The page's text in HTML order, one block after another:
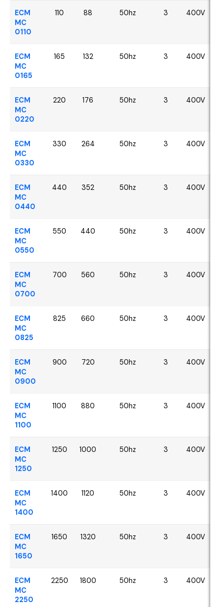
ECM
MC
0110
110 88 50hz 3 400V
ECM
MC
0165
165 132 50hz 3 400V
ECM
MC
0220
220 176 50hz 3 400V
ECM
MC
0330
330 264 50hz 3 400V
ECM
MC
0440
440 352 50hz 3 400V
ECM
MC
0550
550 440 50hz 3 400V
ECM
MC
0700
700 560 50hz 3 400V
ECM
MC
0825
825 660 50hz 3 400V
ECM
MC
0900
900 720 50hz 3 400V
ECM
MC
1100
1100 880 50hz 3 400V
ECM
MC
1250
1250 1000 50hz 3 400V
ECM
MC
1400
1400 1120 50hz 3 400V
ECM
MC
1650
1650 1320 50hz 3 400V
ECM
MC
2250
2250 1800 50hz 3 400V